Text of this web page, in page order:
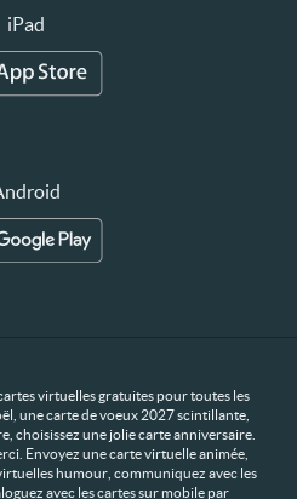
iPad
virtuelles gratuites pour toutes les
une carte de voeux 2027 scintillante,
choisissez une jolie carte anniversaire.
Envoyez une carte virtuelle animée,
humour, communiquez avec les
avec les cartes sur mobile par